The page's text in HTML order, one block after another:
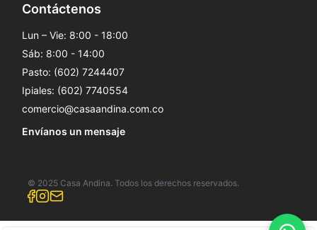
Contáctenos
Lun – Vie: 8:00 - 18:00
Sáb: 8:00 - 14:00
Pasto: (602) 7244407
Ipiales: (602) 7740554
comercio@casaandina.com.co
Envíanos un mensaje
© 2025 Casa Andina. Todos los derechos reservados.